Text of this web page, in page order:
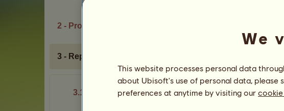
2 - Prosperita
3 - Reputace
3.1 - Stránka
We
This website processes personal data
about Ubisoft's use of personal data, please
preferences at anytime by visiting our cookie